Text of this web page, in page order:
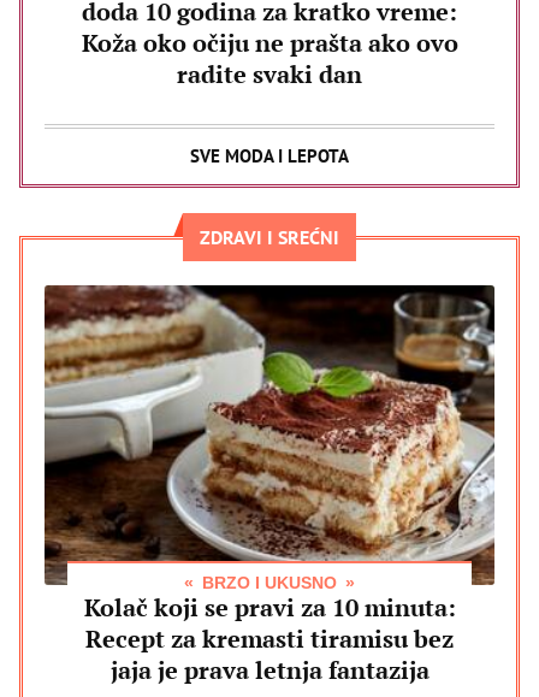
doda 10 godina za kratko vreme:
Koža oko očiju ne prašta ako ovo
radite svaki dan
SVE MODA I LEPOTA
ZDRAVI I SREĆNI
BRZO I UKUSNO
Kolač koji se pravi za 10 minuta:
Recept za kremasti tiramisu bez
jaja je prava letnja fantazija